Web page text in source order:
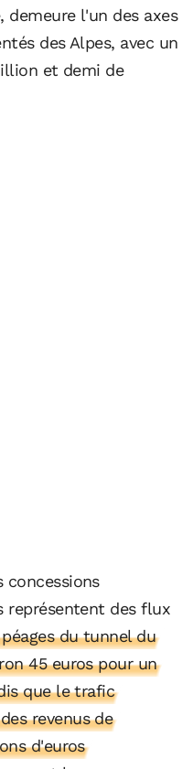
demeure l'un des axes
des Alpes, avec un
et demi de
concessions
représentent des flux
péages du tunnel du
45 euros pour un
que le trafic
revenus de
d'euros